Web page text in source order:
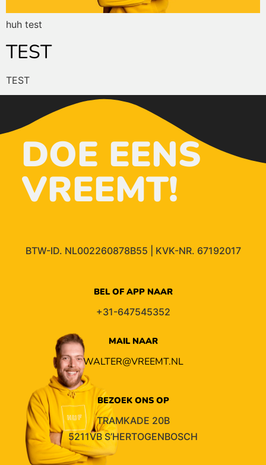
huh test
TEST
TEST
DOE EENS
VREEMT!
BTW-ID. NL002260878B55 | KVK-NR. 67192017
BEL OF APP NAAR
+31-647545352
MAIL NAAR
WALTER@VREEMT.NL
BEZOEK ONS OP
TRAMKADE 20B
5211VB S’HERTOGENBOSCH